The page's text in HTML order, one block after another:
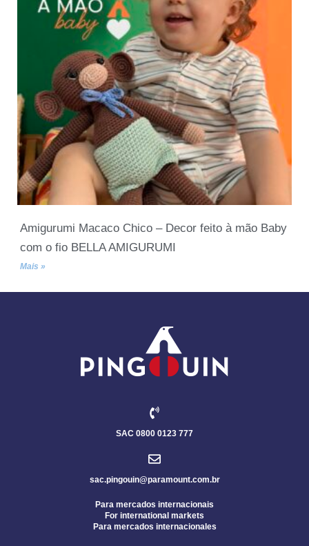
Amigurumi Macaco Chico – Decor feito à mão Baby
com o fio BELLA AMIGURUMI
Mais »
SAC 0800 0123 777
sac.pingouin@paramount.com.br
Para mercados internacionais
For international markets
Para mercados internacionales